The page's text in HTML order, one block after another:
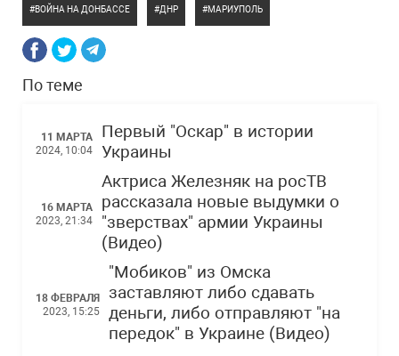
ВОЙНА НА ДОНБАССЕ ДНР МАРИУПОЛЬ
По теме
11 МАРТА
2024, 10:04
Первый "Оскар" в истории
Украины
16 МАРТА
2023, 21:34
Актриса Железняк на росТВ
рассказала новые выдумки о
"зверствах" армии Украины
(Видео)
18 ФЕВРАЛЯ
2023, 15:25
"Мобиков" из Омска
заставляют либо сдавать
деньги, либо отправляют "на
передок" в Украине (Видео)